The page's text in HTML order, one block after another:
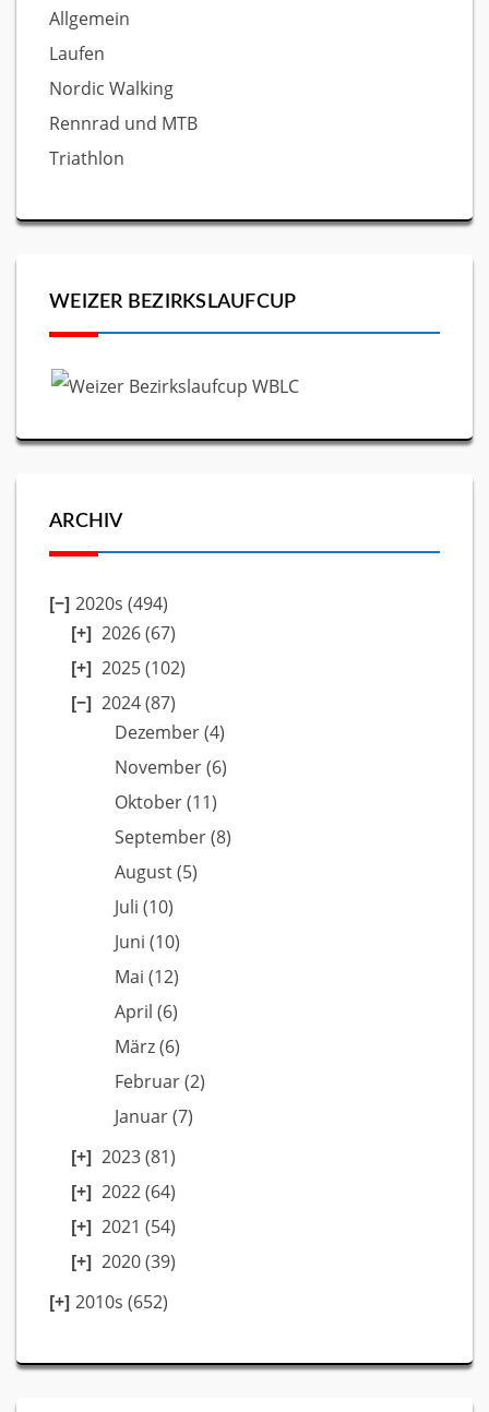
Allgemein
Laufen
Nordic Walking
Rennrad und MTB
Triathlon
WEIZER BEZIRKSLAUFCUP
ARCHIV
2020s (494)
2026(67)
2025(102)
2024(87)
Dezember(4)
November(6)
Oktober(11)
September(8)
August(5)
Juli (10)
Juni (10)
Mai (12)
April (6)
März(6)
Februar(2)
Januar(7)
2023(81)
2022(64)
2021 (54)
2020(39)
2010s (652)